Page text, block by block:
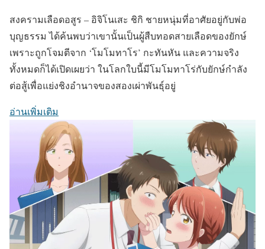
สงครามเลือดอสูร – อิจิโนเสะ ชิกิ ชายหนุ่มที่อาศัยอยู่กับพ่อ
บุญธรรม ได้ค้นพบว่าเขานั้นเป็นผู้สืบทอดสายเลือดของยักษ์
เพราะถูกโจมตีจาก ‘โมโมทาโร’ กะทันหัน และความจริง
ทั้งหมดก็ได้เปิดเผยว่า ในโลกใบนี้มีโมโมทาโร่กับยักษ์กำลัง
ต่อสู้เพื่อแย่งชิงอำนาจของสองเผ่าพันธุ์อยู่
อ่านเพิ่มเติม